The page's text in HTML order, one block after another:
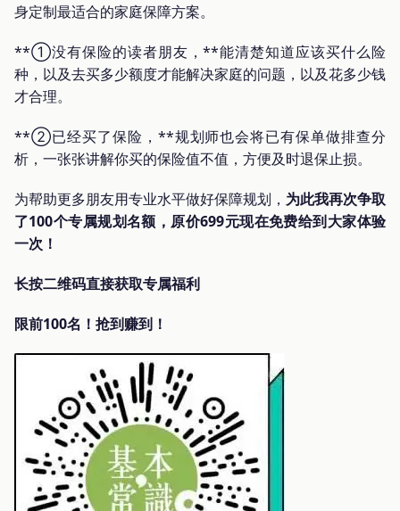
身定制最适合的家庭保障方案。
**①没有保险的读者朋友，**能清楚知道应该买什么险
种，以及去买多少额度才能解决家庭的问题，以及花多少钱
才合理。
**②已经买了保险，**规划师也会将已有保单做排查分
析，一张张讲解你买的保险值不值，方便及时退保止损。
为帮助更多朋友用专业水平做好保障规划， 为此我再次争取
了100个专属规划名额，原价699元现在免费给到大家体验
一次！
长按二维码直接获取专属福利
限前100名！抢到赚到！